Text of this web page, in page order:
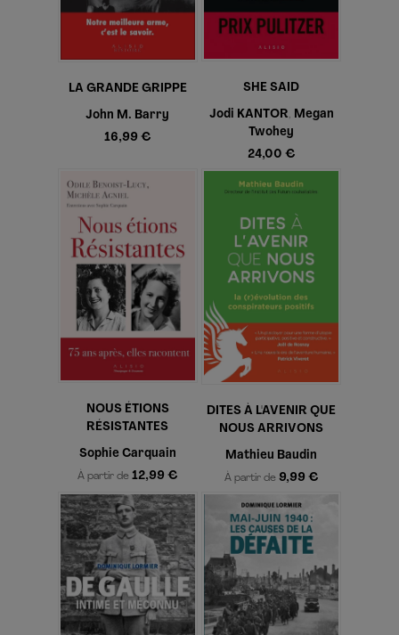
LA GRANDE GRIPPE
John M. Barry
16,99 €
SHE SAID
Jodi KANTOR, Megan
Twohey
24,00 €
NOUS ÉTIONS
RÉSISTANTES
Sophie Carquain
À partir de 12,99 €
DITES À L'AVENIR QUE
NOUS ARRIVONS
Mathieu Baudin
À partir de 9,99 €